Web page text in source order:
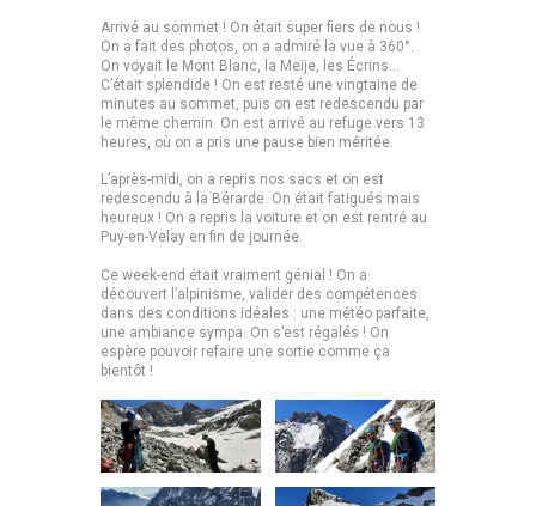
Arrivé au sommet ! On était super fiers de nous !
On a fait des photos, on a admiré la vue à 360°.
On voyait le Mont Blanc, la Meije, les Écrins…
C’était splendide ! On est resté une vingtaine de
minutes au sommet, puis on est redescendu par
le même chemin. On est arrivé au refuge vers 13
heures, où on a pris une pause bien méritée.
L’après-midi, on a repris nos sacs et on est
redescendu à la Bérarde. On était fatigués mais
heureux ! On a repris la voiture et on est rentré au
Puy-en-Velay en fin de journée.
Ce week-end était vraiment génial ! On a
découvert l’alpinisme, valider des compétences
dans des conditions idéales : une météo parfaite,
une ambiance sympa. On s’est régalés ! On
espère pouvoir refaire une sortie comme ça
bientôt !